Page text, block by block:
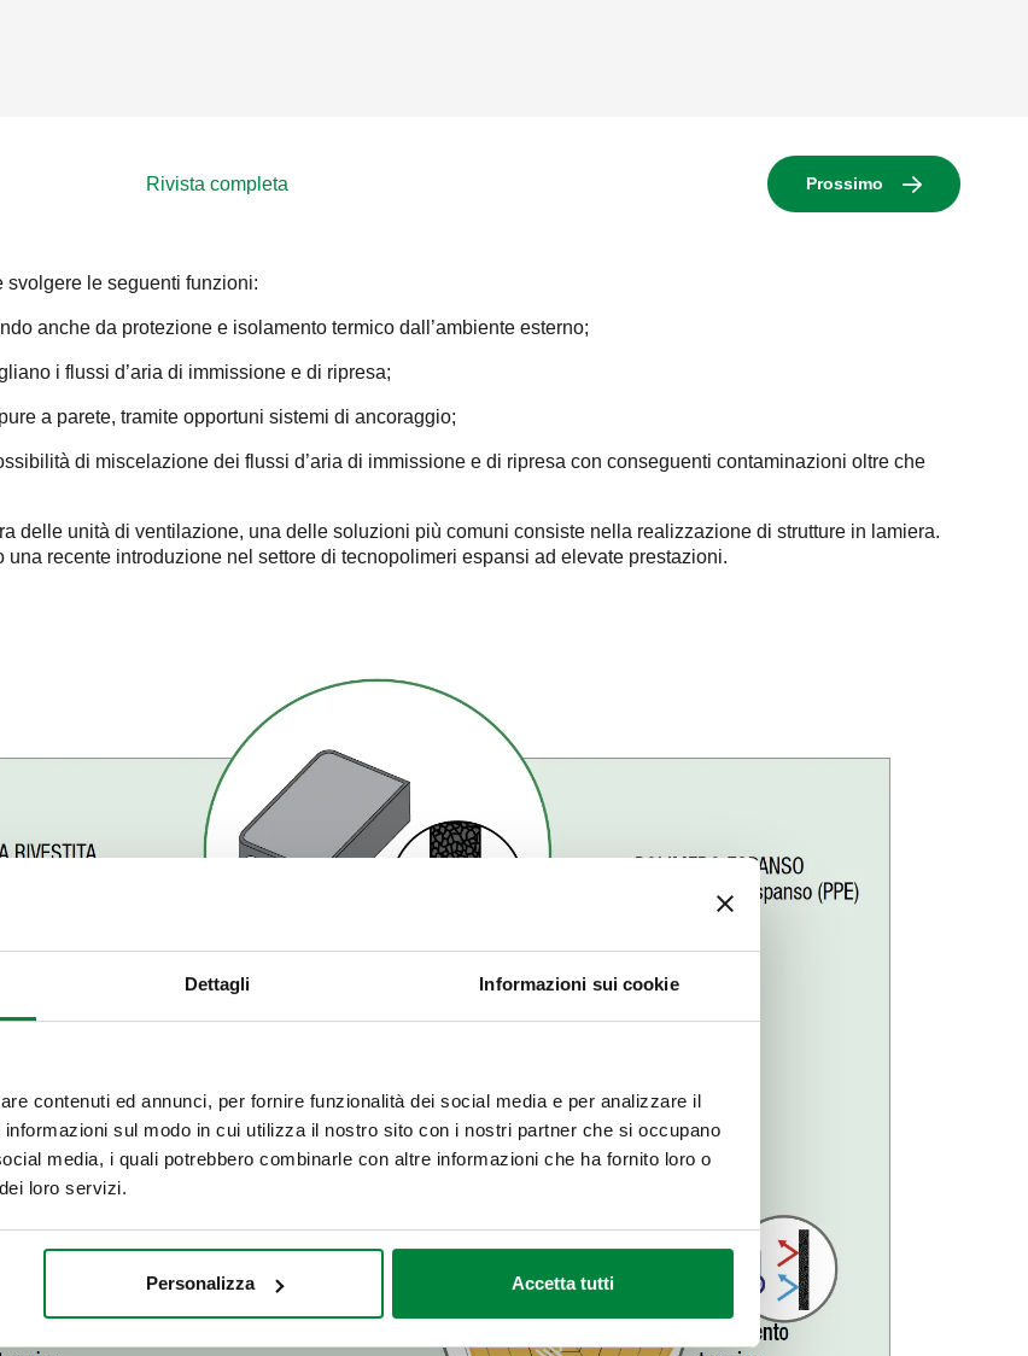
Dettagli Informazioni sui cookie
contenuti ed annunci, per fornire funzionalità dei social media e per analizzare il
sul modo in cui utilizza il nostro sito con i nostri partner che si occupano
media, i quali potrebbero combinarle con altre informazioni che ha fornito loro o
loro servizi.
Personalizza Accetta tutti
Rivista completa Prossimo
le seguenti funzioni:
anche da protezione e isolamento termico dall’ambiente esterno;
i flussi d’aria di immissione e di ripresa;
a parete, tramite opportuni sistemi di ancoraggio;
di miscelazione dei flussi d’aria di immissione e di ripresa con conseguenti contaminazioni oltre che
delle unità di ventilazione, una delle soluzioni più comuni consiste nella realizzazione di strutture in lamiera.
recente introduzione nel settore di tecnopolimeri espansi ad elevate prestazioni.